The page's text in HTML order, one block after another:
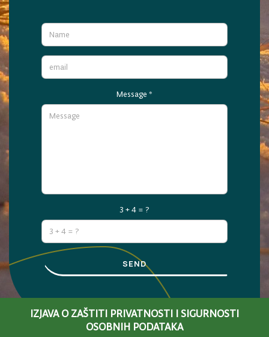
Message *
3 + 4 = ?
SEND
IZJAVA O ZAŠTITI PRIVATNOSTI I SIGURNOSTI
OSOBNIH PODATAKA